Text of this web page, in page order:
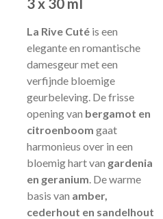
3 x 30 ml
La Rive Cuté is een
elegante en romantische
damesgeur met een
verfijnde bloemige
geurbeleving. De frisse
opening van bergamot en
citroenboom gaat
harmonieus over in een
bloemig hart van gardenia
en geranium. De warme
basis van amber,
cederhout en sandelhout